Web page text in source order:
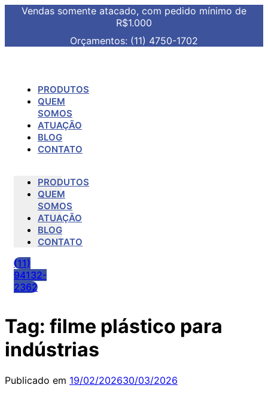
Vendas somente atacado, com pedido mínimo de
R$1.000
Orçamentos: (11) 4750-1702
PRODUTOS
QUEM
SOMOS
ATUAÇÃO
BLOG
CONTATO
PRODUTOS
QUEM
SOMOS
ATUAÇÃO
BLOG
CONTATO
(11)
94132-
2362
Tag: filme plástico para
indústrias
Publicado em 19/02/202630/03/2026